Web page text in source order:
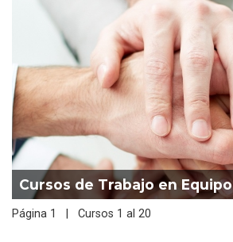
Cursos de Trabajo en Equipo
Página 1 | Cursos 1 al 20